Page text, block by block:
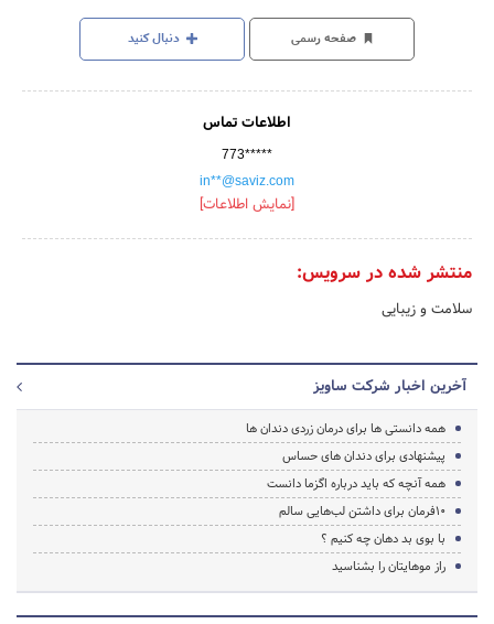
صفحه رسمی دنبال کنید
اطلاعات تماس
773*****
in**@saviz.com
[نمایش اطلاعات]
منتشر شده در سرویس:
سلامت و زیبایی
آخرین اخبار شرکت ساویز
همه دانستی ها برای درمان زردی دندان ها
پیشنهادی برای دندان های حساس
همه آنچه که باید درباره اگزما دانست
10فرمان برای داشتن لب‌هایی سالم
با بوی بد دهان چه کنیم ؟
راز موهایتان را بشناسید